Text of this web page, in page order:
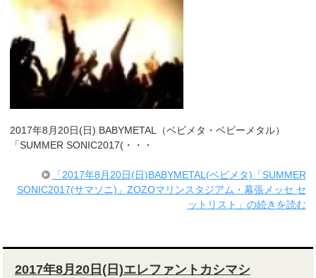
2017年8月20日(日) BABYMETAL（ベビメタ・ベビーメタル）
「SUMMER SONIC2017(・・・
「2017年8月20日(日)BABYMETAL(ベビメタ)「SUMMER
SONIC2017(サマソニ)」ZOZOマリンスタジアム・幕張メッセ セ
ットリスト」の続きを読む
2017年8月20日(日)エレファントカシマシ